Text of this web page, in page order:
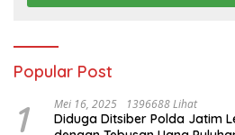
Popular Post
1 Mei 16, 2025 1396688 Lihat
Diduga Ditsiber Polda Jatim